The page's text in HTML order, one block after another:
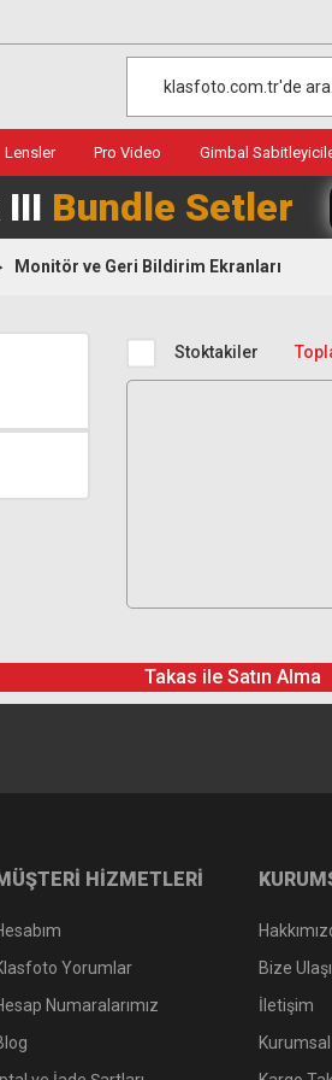
Lensler Pro Video Gimbal
III Bundle Setler
Monitör ve Geri Bildirim Ekranları
Stoktakiler
Takas ile Satın Alma
HİZMETLERİ
Yorumlar
Numaralarımız
Bize
İletişim
Kurumsal